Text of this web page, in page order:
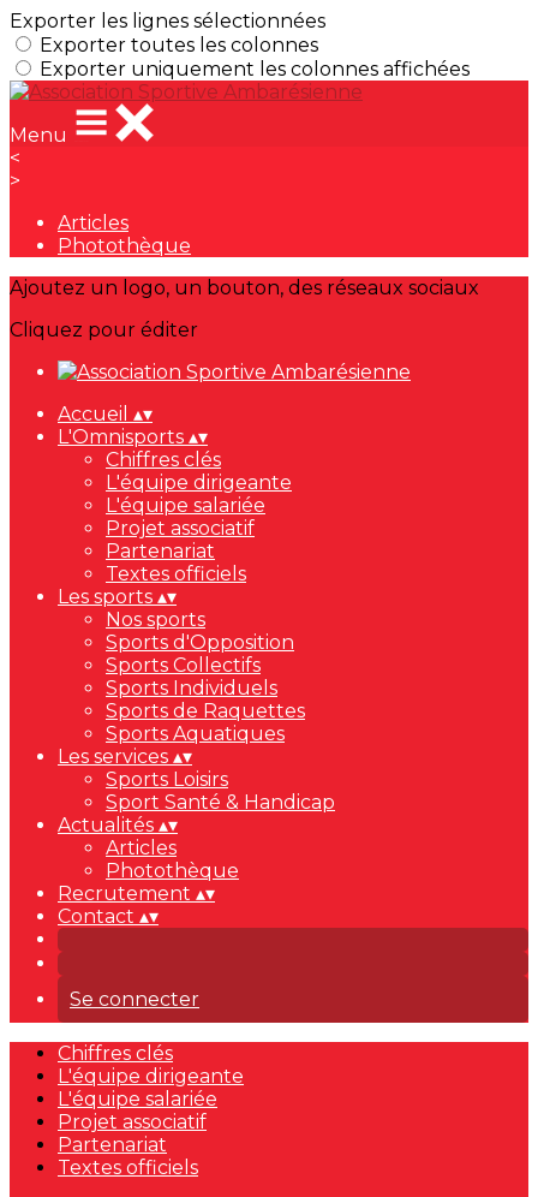
Exporter les lignes sélectionnées
Exporter toutes les colonnes
Exporter uniquement les colonnes affichées
Menu
<
>
Articles
Photothèque
Ajoutez un logo, un bouton, des réseaux sociaux
Cliquez pour éditer
Accueil ▴▾
L'Omnisports ▴▾
Chiffres clés
L'équipe dirigeante
L'équipe salariée
Projet associatif
Partenariat
Textes officiels
Les sports ▴▾
Nos sports
Sports d'Opposition
Sports Collectifs
Sports Individuels
Sports de Raquettes
Sports Aquatiques
Les services ▴▾
Sports Loisirs
Sport Santé & Handicap
Actualités ▴▾
Articles
Photothèque
Recrutement ▴▾
Contact ▴▾
Se connecter
Chiffres clés
L'équipe dirigeante
L'équipe salariée
Projet associatif
Partenariat
Textes officiels